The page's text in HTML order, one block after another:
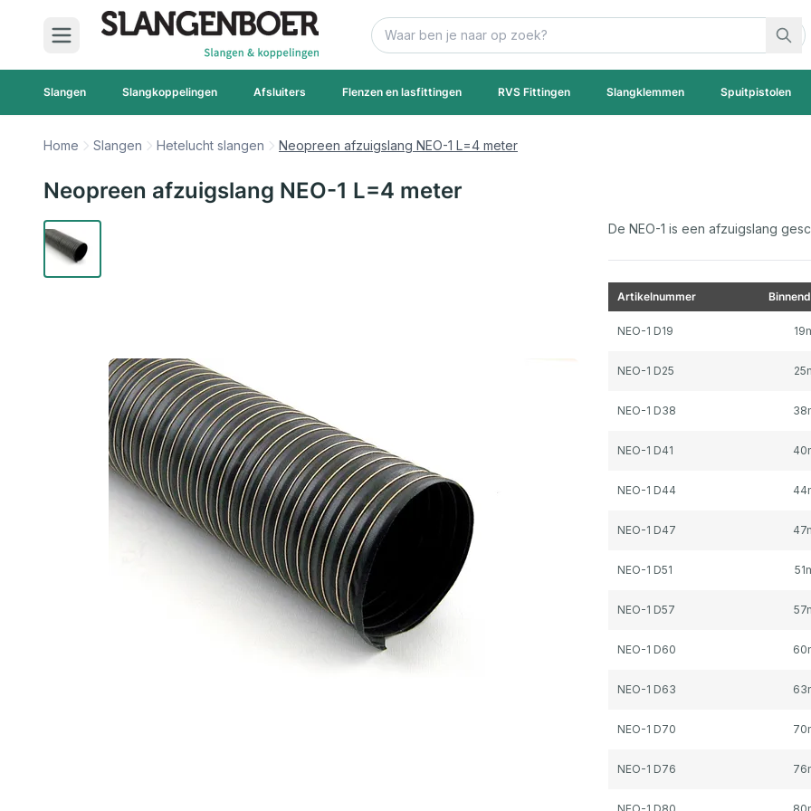
Ga naar de inhoud
Zoek
Slangen Slangkoppelingen Afsluiters Flenzen en lasfittingen RVS Fittingen Slangklemmen Spuitpistolen
Home Slangen Hetelucht slangen Neopreen afzuigslang NEO-1 L=4 meter
Neopreen afzuigslang NEO-1 L=4 meter
De NEO-1 is een afzuigslang
Artikelnummer
NEO-1 D19
NEO-1 D25
NEO-1 D38
NEO-1 D41
NEO-1 D44
NEO-1 D47
NEO-1 D51
NEO-1 D57
NEO-1 D60
NEO-1 D63
NEO-1 D70
NEO-1 D76